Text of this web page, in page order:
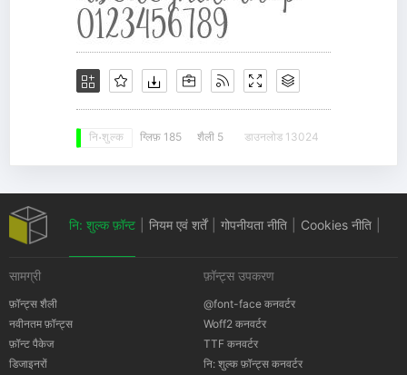
नि: शुल्क ग्लिफ़ 185 शैली 5 डाउनलोड 13024
नि: शुल्क फ़ॉन्ट नियम एवं शर्तें गोपनीयता नीति Cookies नीति
सामग्री
फ़ॉन्ट्स शैली
नवीनतम फ़ॉन्ट्स
फ़ॉन्ट पैकेज
डिजाइनरों
फ़ॉन्ट्स उपकरण
@font-face कनवर्टर
Woff2 कनवर्टर
TTF कनवर्टर
नि: शुल्क फ़ॉन्ट्स कनवर्टर